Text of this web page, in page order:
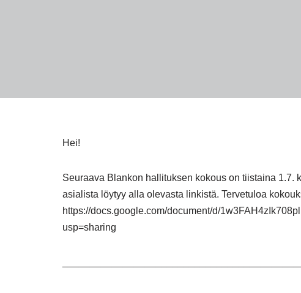
Hei!
Seuraava Blankon hallituksen kokous on tiistaina
asialista löytyy alla olevasta linkistä. Tervetuloa
https://docs.google.com/document/d/
usp=sharing